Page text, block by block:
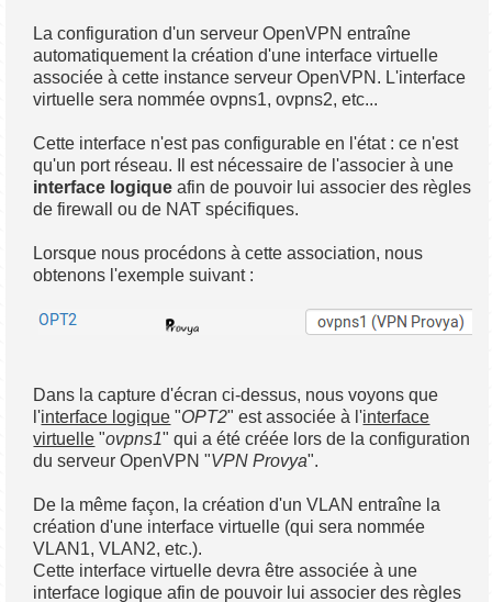
La configuration d'un serveur OpenVPN entraîne
automatiquement la création d'une interface virtuelle
associée à cette instance serveur OpenVPN. L'interface
virtuelle sera nommée ovpns1, ovpns2, etc...
Cette interface n'est pas configurable en l'état : ce n'est
qu'un port réseau. Il est nécessaire de l'associer à une
interface logique afin de pouvoir lui associer des règles
de firewall ou de NAT spécifiques.
Lorsque nous procédons à cette association, nous
obtenons l'exemple suivant :
Dans la capture d'écran ci-dessus, nous voyons que
l'interface logique "OPT2" est associée à l'interface
virtuelle "ovpns1" qui a été créée lors de la configuration
du serveur OpenVPN "VPN Provya".
De la même façon, la création d'un VLAN entraîne la
création d'une interface virtuelle (qui sera nommée
VLAN1, VLAN2, etc.).
Cette interface virtuelle devra être associée à une
interface logique afin de pouvoir lui associer des règles